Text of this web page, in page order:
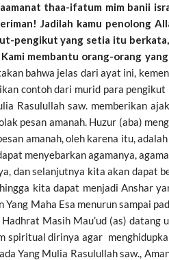
thaa-ifatum mim banii
Jadilah kamu penolong
pengikut yang setia itu
membantu orang-orang
bahwa jelas dari ayat ini,
contoh dari murid para
Rasulullah saw. memberikan
pesan amanah. Huzur (aba)
amanah, oleh karena itu,
menyebarkan agamanya,
dan selanjutnya kita akan dapat
kita dapat menjadi Anshar
Maha Esa menurun sampai
Masih Mau’ud (as) datang
spiritual dirinya agar
Yang Mulia Rasulullah saw.,